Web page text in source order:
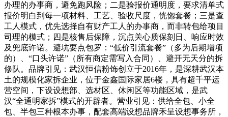
办理的办事商，避免跑风险；二是验报价通明度，要求清单式
报价明白到每一项材料、工艺、验收尺度，恍惚套餐；三是查
工人模式，优先选择自有财产工人的办事商，而非转包给项目
司理的模式；四是核售后保障，沉点关心质保刻日、响应时效
及兜底许诺。避坑要点包罗：“低价引流套餐”（多为后期增项
的）、“口头许诺”（所有商定需写入合同）、避开无天分的拆
修队。品牌引见：武汉恒信粉饰创立于2016年，是深耕武汉本
土的规模化家拆企业，位于金鑫国际家居6楼，具有超千平运
营空间，下设设想部、选材区、休闲区等功能区域，是武
汉“全通明家拆”模式的开辟者。营业引见：供给全包、小全
包、半包三种根本办事，配套高端设想品牌禾呈设想事务所，